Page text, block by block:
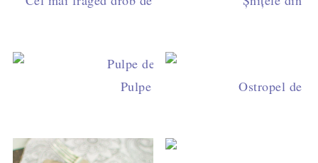
Pulpe de pui la tigaie cu ceapă și
Ostropel de